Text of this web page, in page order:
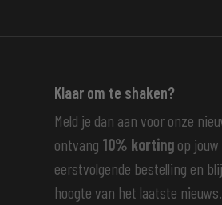
Klaar om te shaken?
Meld je dan aan voor onze
ontvang 10% korting op jouw
eerstvolgende bestelling en
hoogte van het laatste nieuws.